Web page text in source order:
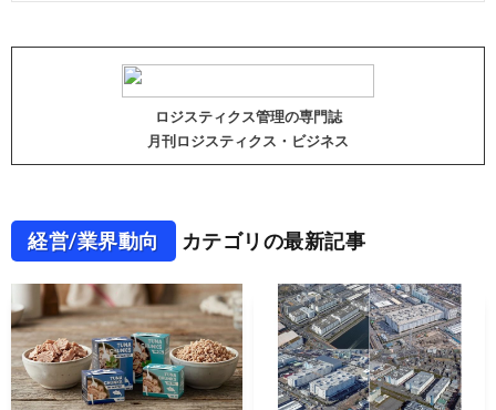
ロジスティクス管理の専門誌
月刊ロジスティクス・ビジネス
経営/業界動向 カテゴリの最新記事